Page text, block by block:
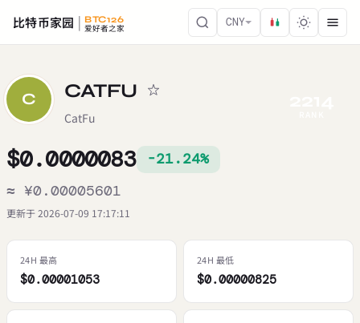
比特币家园
BTC126
爱好者之家
CNY
C CATFU
CatFu
$0.0000083
-21.24%
≈ ¥0.00005601
更新于 2026-07-09 17:17:11
24H 最高
$0.00001053
24H 最低
$0.00000825